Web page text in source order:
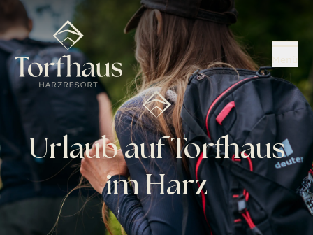
Menü
Urlaub auf Torfhaus
im Harz